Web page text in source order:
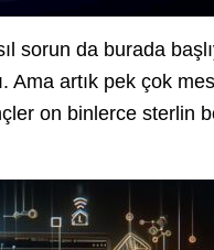
sorun da burada
Ama artık pek çok
on binlerce sterlin